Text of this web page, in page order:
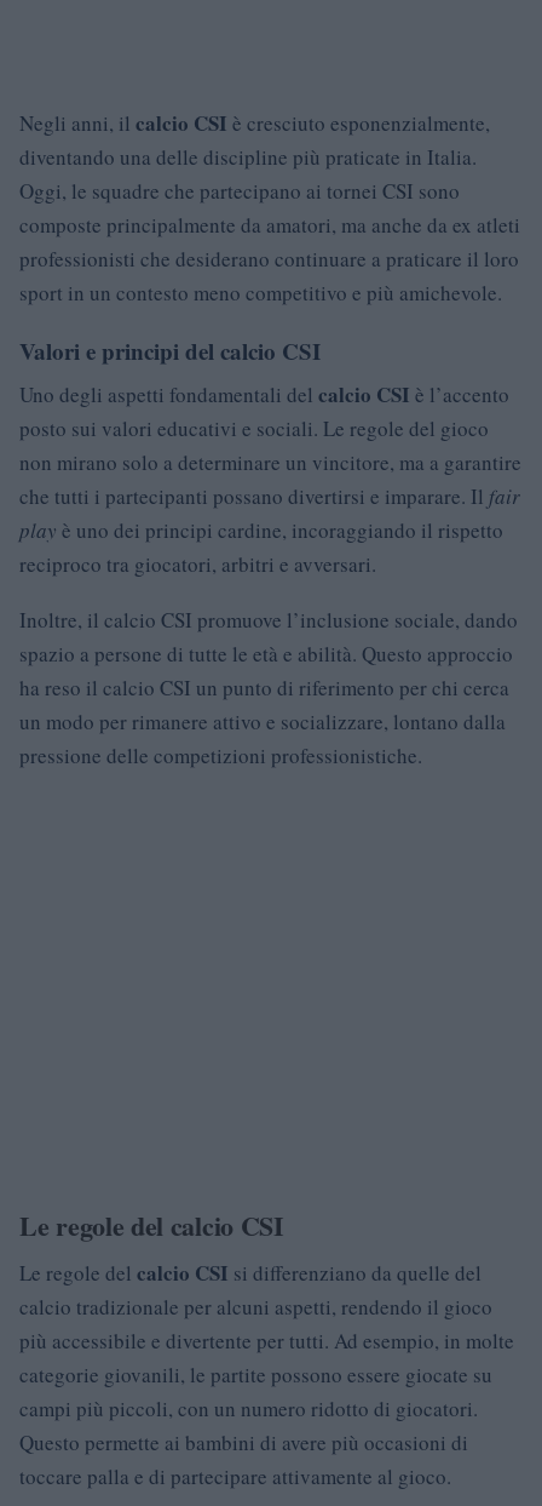
Negli anni, il calcio CSI è cresciuto esponenzialmente,
diventando una delle discipline più praticate in Italia.
Oggi, le squadre che partecipano ai tornei CSI sono
composte principalmente da amatori, ma anche da ex atleti
professionisti che desiderano continuare a praticare il loro
sport in un contesto meno competitivo e più amichevole.
Valori e principi del calcio CSI
Uno degli aspetti fondamentali del calcio CSI è l’accento
posto sui valori educativi e sociali. Le regole del gioco
non mirano solo a determinare un vincitore, ma a garantire
che tutti i partecipanti possano divertirsi e imparare. Il fair
play è uno dei principi cardine, incoraggiando il rispetto
reciproco tra giocatori, arbitri e avversari.
Inoltre, il calcio CSI promuove l’inclusione sociale, dando
spazio a persone di tutte le età e abilità. Questo approccio
ha reso il calcio CSI un punto di riferimento per chi cerca
un modo per rimanere attivo e socializzare, lontano dalla
pressione delle competizioni professionistiche.
Le regole del calcio CSI
Le regole del calcio CSI si differenziano da quelle del
calcio tradizionale per alcuni aspetti, rendendo il gioco
più accessibile e divertente per tutti. Ad esempio, in molte
categorie giovanili, le partite possono essere giocate su
campi più piccoli, con un numero ridotto di giocatori.
Questo permette ai bambini di avere più occasioni di
toccare palla e di partecipare attivamente al gioco.